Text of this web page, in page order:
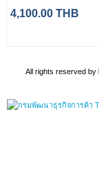
4,100.00 THB
All rights reserved by